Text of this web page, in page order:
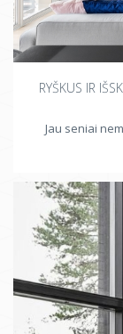
RYŠKUS IR
Jau seniai